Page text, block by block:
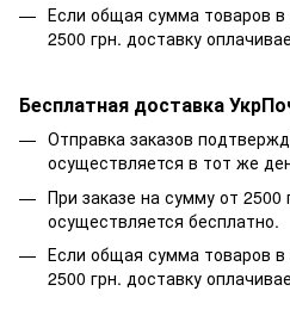
Если общая сумма товаров в
2500 грн. доставку
Бесплатная доставка
Отправка заказов
осуществляется в тот же
При заказе на сумму от 2500
осуществляется бесплатно.
Если общая сумма товаров в
2500 грн. доставку